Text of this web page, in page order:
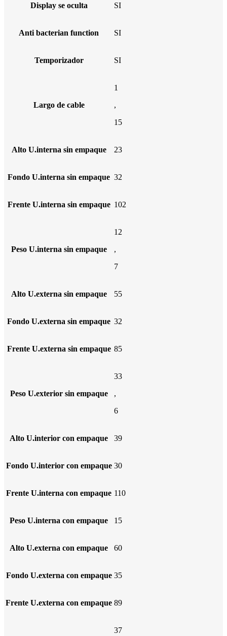
Display se oculta SI
Anti bacterian function SI
Temporizador SI
Largo de cable
1
,
15
Alto U.interna sin empaque 23
Fondo U.interna sin empaque 32
Frente U.interna sin empaque 102
Peso U.interna sin empaque
12
,
7
Alto U.externa sin empaque 55
Fondo U.externa sin empaque 32
Frente U.externa sin empaque 85
Peso U.exterior sin empaque
33
,
6
Alto U.interior con empaque 39
Fondo U.interior con empaque 30
Frente U.interna con empaque 110
Peso U.interna con empaque 15
Alto U.externa con empaque 60
Fondo U.externa con empaque 35
Frente U.externa con empaque 89
37